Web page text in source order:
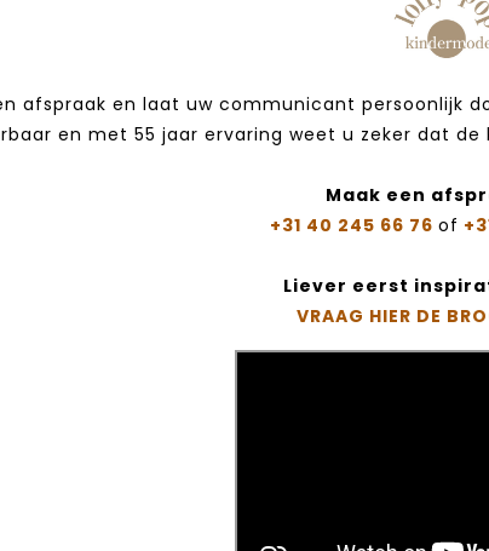
afspraak en laat uw communicant persoonlijk
en met 55 jaar ervaring weet u zeker dat
Maak een
+31 40 245 66 76 of
Liever eerst
VRAAG HIER DE